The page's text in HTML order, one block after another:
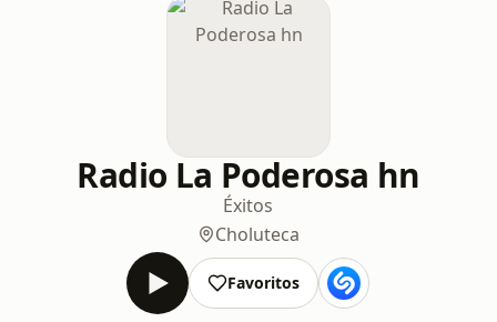
Radio La Poderosa hn
Éxitos
Choluteca
Favoritos